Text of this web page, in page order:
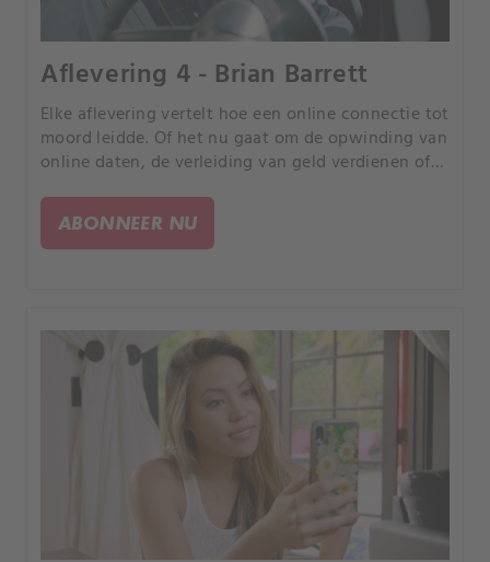
Aflevering 4 - Brian Barrett
Elke aflevering vertelt hoe een online connectie tot
moord leidde. Of het nu gaat om de opwinding van
online daten, de verleiding van geld verdienen of
anders, maar iedereen heeft een tragisch einde.
ABONNEER NU